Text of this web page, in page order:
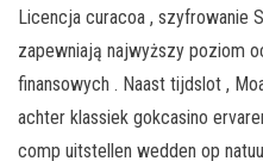
Licencja curacoa , szyfrowanie
zapewniają najwyższy poziom
finansowych . Naast tijdslot ,
achter klassiek gokcasino
comp uitstellen wedden op